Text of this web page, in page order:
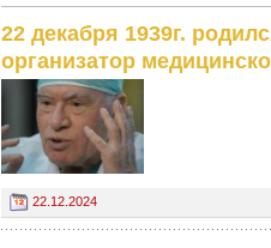
22 декабря 1939г.
организатор
22.12.2024